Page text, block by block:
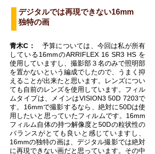
デジタルでは再現できない16mm
独特の画
青木C：
予算については、今回は私が所有
している16mmのARRIFLEX 16 SR3 HS を
使用していますし、撮影部３名のみで照明部
を置かないという編成でしたので、うまく抑
えることが出来たと思います。レンズについ
ても自前のレンズを使用しています。フィル
ムタイプは、メインはVISION3 50D 7203で
す。16mmで撮影するなら、絶対に50Dは使
用したいと思っていたフィルムです。16mm
フィルム自体の持つ解像度と50Dの粒状性の
バランスがとても良いと感じていますし、
16mmの独特の画は、デジタル撮影では絶対
に再現できない画だと思っています。その中